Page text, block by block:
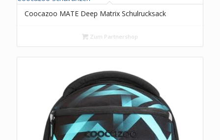
Coocazoo MATE Deep Matrix Schulrucksack
Zum Partnershop